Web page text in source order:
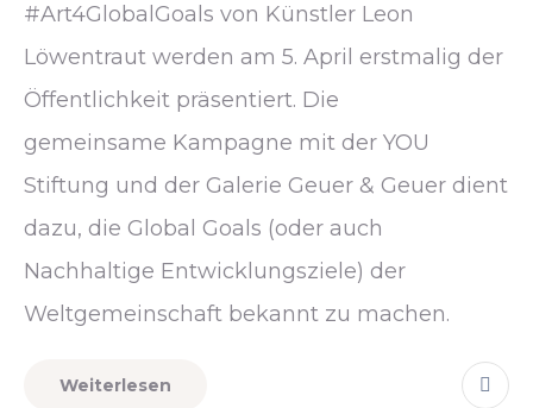
#Art4GlobalGoals von Künstler Leon
Löwentraut werden am 5. April erstmalig der
Öffentlichkeit präsentiert. Die
gemeinsame Kampagne mit der YOU
Stiftung und der Galerie Geuer & Geuer dient
dazu, die Global Goals (oder auch
Nachhaltige Entwicklungsziele) der
Weltgemeinschaft bekannt zu machen.
Weiterlesen